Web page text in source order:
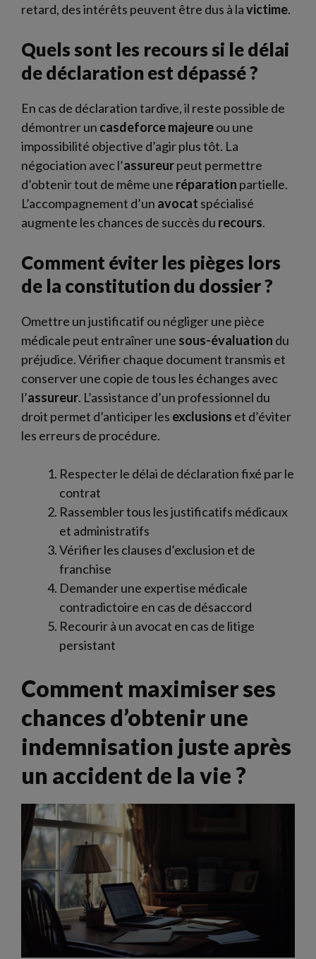
retard, des intérêts peuvent être dus à lavictime.
Quels sont les recours si le délai
de déclaration est dépassé ?
En cas de déclaration tardive, il reste possible de
démontrer un casdeforce majeureou une
impossibilité objective d’agir plus tôt. La
négociation avec l’assureurpeut permettre
d’obtenir tout de même une réparation partielle.
L’accompagnement d’un avocat spécialisé
augmente les chances de succès du recours.
Comment éviter les pièges lors
de la constitution du dossier ?
Omettre un justificatif ou négliger une pièce
médicale peut entraîner une sous-évaluation du
préjudice. Vérifier chaque document transmis et
conserver une copie de tous les échanges avec
l’assureur. L’assistance d’un professionnel du
droit permet d’anticiper les exclusions et d’éviter
les erreurs de procédure.
Respecter le délai de déclaration fixé par le
contrat
Rassembler tous les justificatifs médicaux
et administratifs
Vérifier les clauses d’exclusion et de
franchise
Demander une expertise médicale
contradictoire en cas de désaccord
Recourir à un avocat en cas de litige
persistant
Comment maximiser ses
chances d’obtenir une
indemnisation juste après
un accident de la vie ?